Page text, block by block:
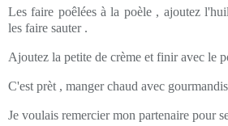
Les faire poêlées à la poèle , ajoutez
les faire sauter .
Ajoutez la petite de crème et finir avec le
C'est prèt , manger chaud avec
Je voulais remercier mon partenaire pour